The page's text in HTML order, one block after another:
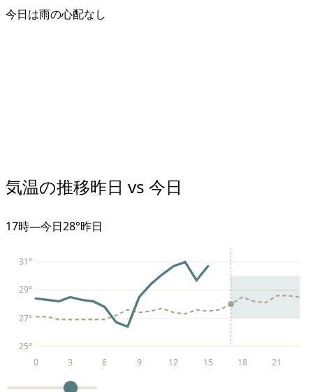
今日は雨の心配なし
気温の推移昨日 vs 今日
17時—今日28°昨日
25°
27°
29°
31°
0 3 6 9 12 15 18 21